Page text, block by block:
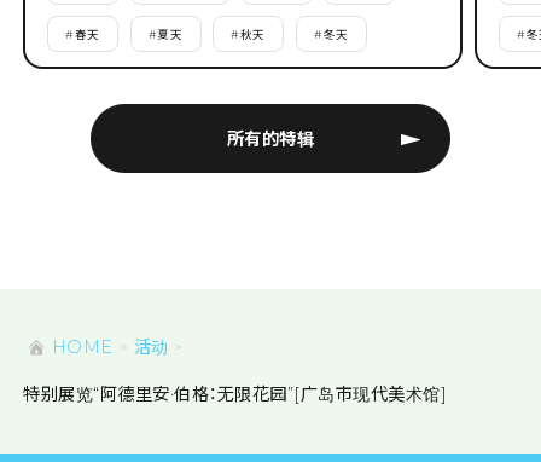
所有的特辑
#春天 #夏天 #秋天 #冬天 #冬
HOME 活动
特别展览“阿德里安·伯格：无限花园”[广岛市现代美术馆]